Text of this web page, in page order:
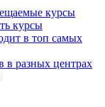
курсы
курсы
в топ самых
в разных центрах